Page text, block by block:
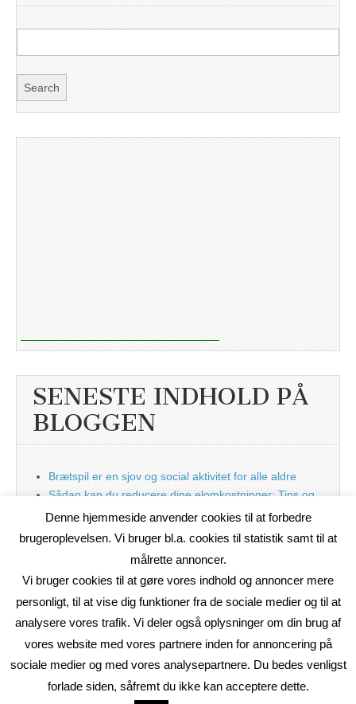
SENESTE INDHOLD PÅ
BLOGGEN
Brætspil er en sjov og social aktivitet for alle aldre
Sådan kan du reducere dine elomkostninger: Tips og
tricks til at spare på elprisen
Nu med blog
Denne hjemmeside anvender cookies til at forbedre
brugeroplevelsen. Vi bruger bl.a. cookies til statistik samt til at
målrette annoncer.
Vi bruger cookies til at gøre vores indhold og annoncer mere
personligt, til at vise dig funktioner fra de sociale medier og til at
analysere vores trafik. Vi deler også oplysninger om din brug af
vores website med vores partnere inden for annoncering på
sociale medier og med vores analysepartnere. Du bedes venligst
forlade siden, såfremt du ikke kan acceptere dette.